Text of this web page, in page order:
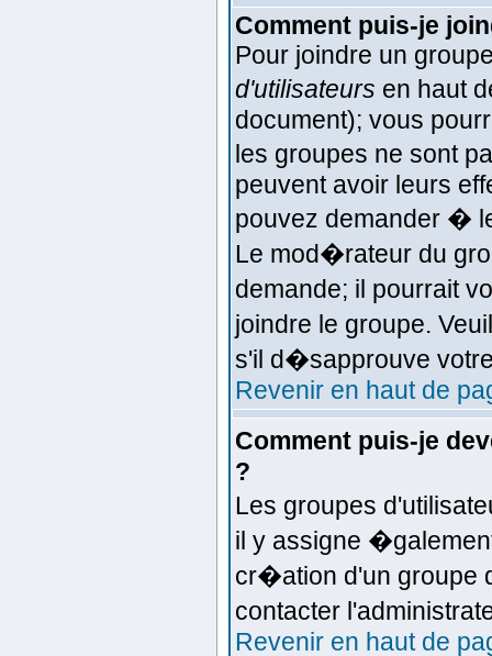
Comment puis-je
Pour joindre un
d'utilisateurs en haut
document); vous
les groupes ne sont
peuvent avoir leurs
pouvez demander �
Le mod�rateur du
demande; il pourrait
joindre le groupe.
s'il d�sapprouve
Revenir en haut de
Comment puis-je
?
Les groupes
il y assigne
cr�ation d'un groupe
contacter
Revenir en haut de